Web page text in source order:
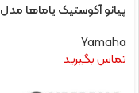
پیانو آکوستیک یاماها مدل JU109 PW
Yamaha
تماس بگیرید